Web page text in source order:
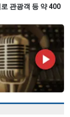
관광객 등 약 400